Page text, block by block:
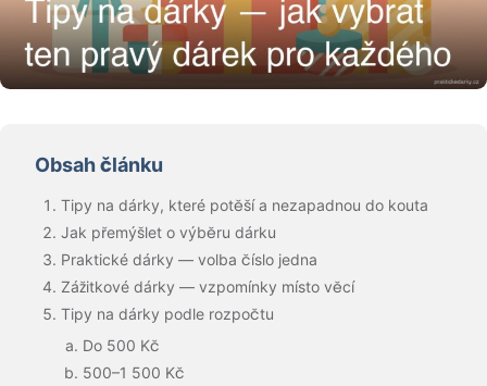
Obsah článku
Tipy na dárky, které potěší a nezapadnou do kouta
Jak přemýšlet o výběru dárku
Praktické dárky — volba číslo jedna
Zážitkové dárky — vzpomínky místo věcí
Tipy na dárky podle rozpočtu
Do 500 Kč
500–1 500 Kč